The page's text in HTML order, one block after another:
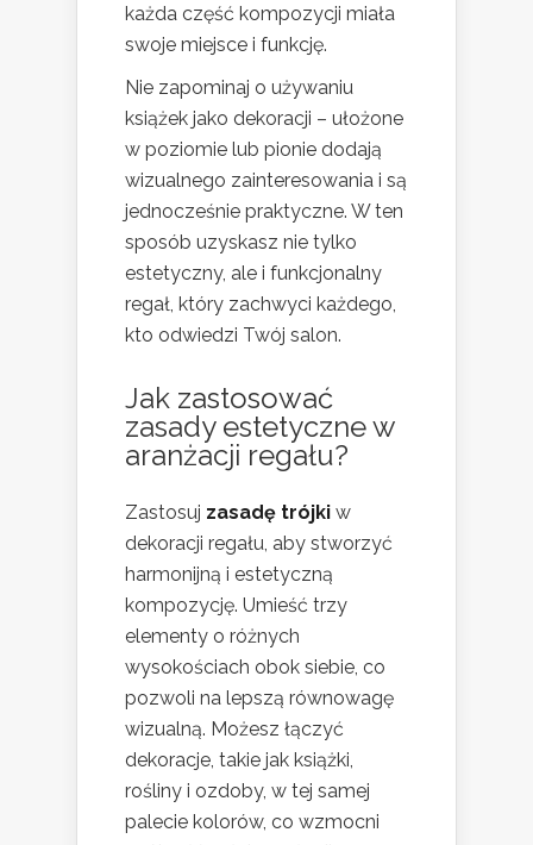
każda część kompozycji miała
swoje miejsce i funkcję.
Nie zapominaj o używaniu
książek jako dekoracji – ułożone
w poziomie lub pionie dodają
wizualnego zainteresowania i są
jednocześnie praktyczne. W ten
sposób uzyskasz nie tylko
estetyczny, ale i funkcjonalny
regał, który zachwyci każdego,
kto odwiedzi Twój salon.
Jak zastosować
zasady estetyczne w
aranżacji regału?
Zastosuj zasadę trójki w
dekoracji regału, aby stworzyć
harmonijną i estetyczną
kompozycję. Umieść trzy
elementy o różnych
wysokościach obok siebie, co
pozwoli na lepszą równowagę
wizualną. Możesz łączyć
dekoracje, takie jak książki,
rośliny i ozdoby, w tej samej
palecie kolorów, co wzmocni